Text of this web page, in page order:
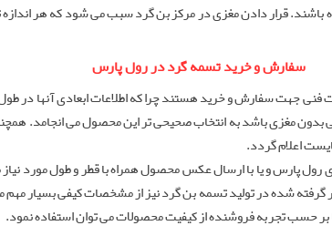
باشند. قرار دادن مغزی در مرکز بن گرد سبب می شود که هر
سفارش و خرید تسمه گرد در رول پارس
جهت سفارش و خرید هستند چرا که اطلاعات ابعادی آنها در
بدون مغزی باشد به انتخاب صحیحی تر این محصول می انجامد.
اعلام گردد.
رول پارس و یا با ارسال عکس محصول همراه با قطر و طول مورد
گرفته شده در تولید تسمه بن گرد نیز از مشخصات کیفی بسیار
بر حسب تجربه فروشنده از کیفیت محصولات می توان استفاده نمود.